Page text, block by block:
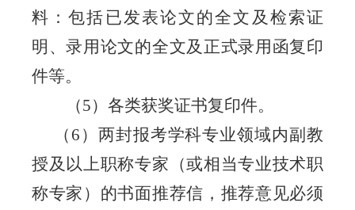
料：包括已发表论文的全文及检索证
明、录用论文的全文及正式录用函复印
件等。
（5）各类获奖证书复印件。
（ 6）两封报考学科专业领域内副教
授及以上职称专家（或相当专业技术职
称专家）的书面推荐信，推荐意见必须